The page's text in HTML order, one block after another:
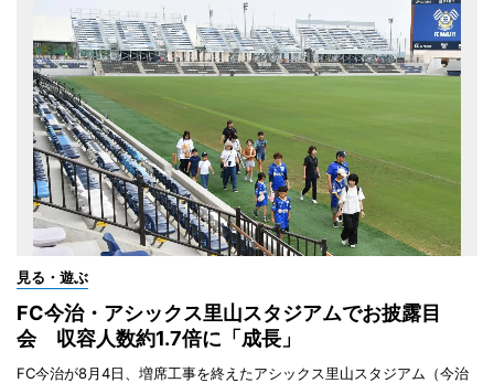
見る・遊ぶ
FC今治・アシックス里山スタジアムでお披露目
会 収容人数約1.7倍に「成長」
FC今治が8月4日、増席工事を終えたアシックス里山スタジアム（今治